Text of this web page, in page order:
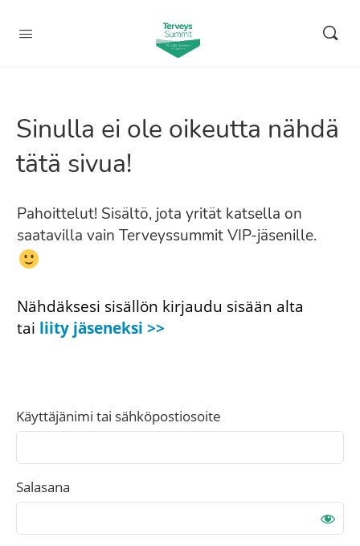
Sinulla ei ole oikeutta nähdä
tätä sivua!
Pahoittelut! Sisältö, jota yrität katsella on
saatavilla vain Terveyssummit VIP-jäsenille.
Nähdäksesi sisällön kirjaudu sisään alta
tai liity jäseneksi >>
Käyttäjänimi tai sähköpostiosoite
Salasana